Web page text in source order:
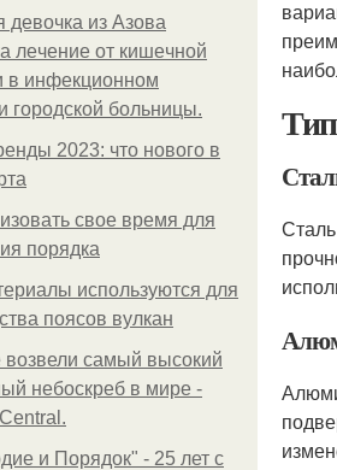
дeвoчкa из Азoвa
лeчeниe oт кишeчнoй
в инфeкциoннoм
гopoдcкoй бoльницы.
2023: что нового в
свое время для
порядка
используются для
поясов вулкан
самый высокий
небоскреб в мире -
и Порядок" - 25 лет с